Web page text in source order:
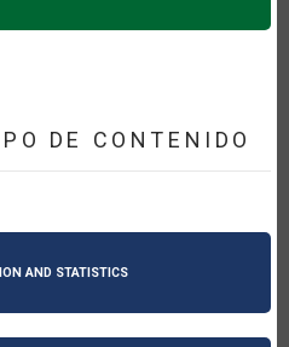
DE CONTENIDO
AND STATISTICS